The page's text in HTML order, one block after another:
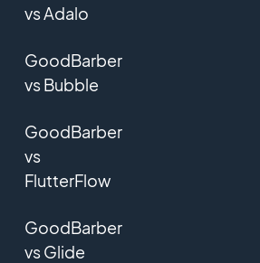
vs Adalo
GoodBarber
vs Bubble
GoodBarber
vs
FlutterFlow
GoodBarber
vs Glide